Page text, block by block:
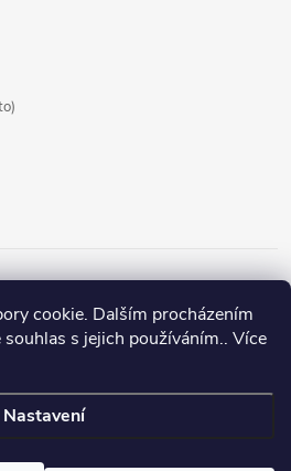
cookie. Dalším procházením
s jejich používáním.. Více
Nastavení